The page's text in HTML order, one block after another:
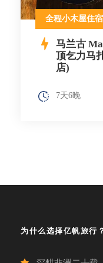
全程小木屋住宿
马兰古
顶乞力马
店)
7天6晚
为什么选择亿帆旅行？